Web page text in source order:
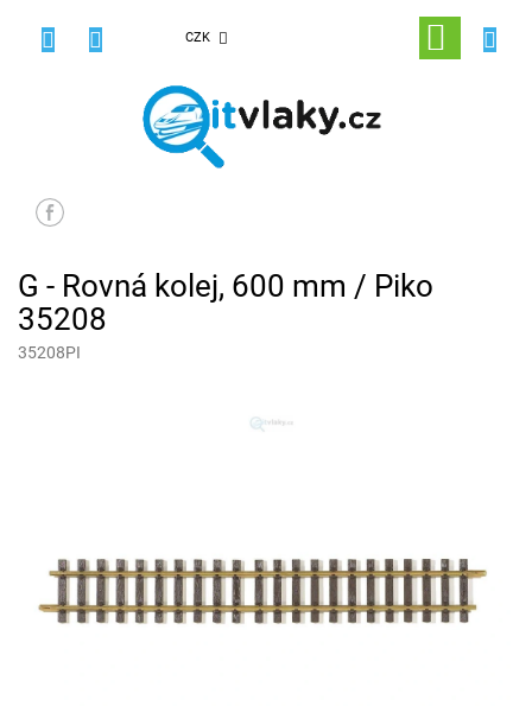
CZK
NÁKUPNÍ
KOŠÍK
G - Rovná kolej, 600 mm / Piko
35208
35208PI